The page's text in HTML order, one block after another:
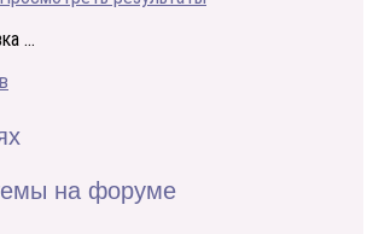
...
на форуме